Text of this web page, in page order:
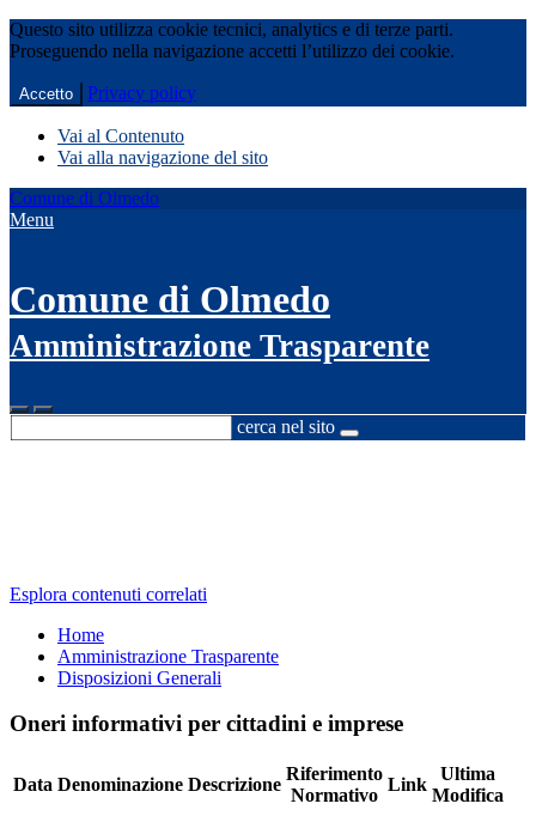
Questo sito utilizza cookie tecnici, analytics e di terze parti.
Proseguendo nella navigazione accetti l’utilizzo dei cookie.
Accetto Privacy policy
Vai al Contenuto
Vai alla navigazione del sito
Comune di Olmedo
Menu
Comune di Olmedo
Amministrazione Trasparente
cerca nel sito
Esplora contenuti correlati
Home
Amministrazione Trasparente
Disposizioni Generali
Oneri informativi per cittadini e imprese
Data Denominazione Descrizione
Riferimento
Normativo
Link
Ultima
Modifica